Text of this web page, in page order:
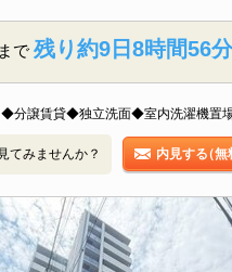
で 残り約9日8時間56
◆分譲賃貸◆独立洗面◆室内洗濯機置
てみませんか？ 内見する（無